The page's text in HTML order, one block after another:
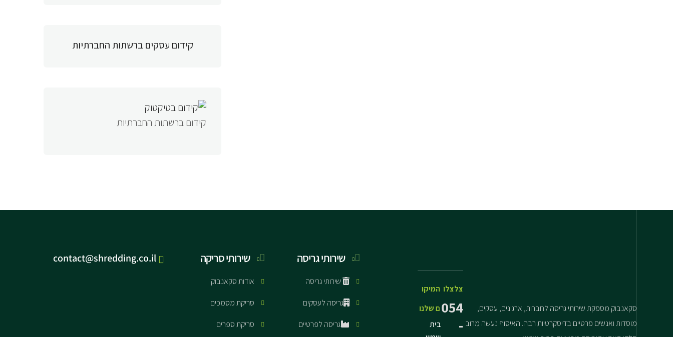
קידום עסקים ברשתות החברתיות
קידום ברשתות החברתיות
סקאנבוק מספקת שירותי גריסה לחברות, ארגונים, עסקים,
מוסדות ואנשים פרטיים בדיסקרטיות רבה. האיסוף נעשה מרוב
צלצלו
054
-
המיקו
ם שלנו
בית
שירותי גריסה
שירותי גריסה
גריסה לעסקים
גריסה לפרטיים
שירותי סריקה
אודות סקאנבוק
סריקת מסמכים
סריקת ספרים